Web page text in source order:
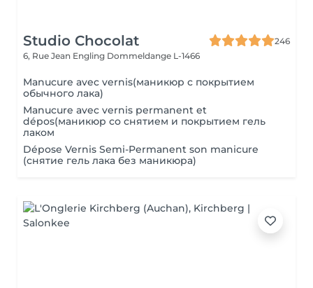
Studio Chocolat
246
6, Rue Jean Engling Dommeldange L-1466
Manucure avec vernis(маникюр с покрытием
обычного лака)
Manucure avec vernis permanent et
dépos(маникюр со снятием и покрытием гель
лаком
Dépose Vernis Semi-Permanent son manicure
(снятие гель лака без маникюра)